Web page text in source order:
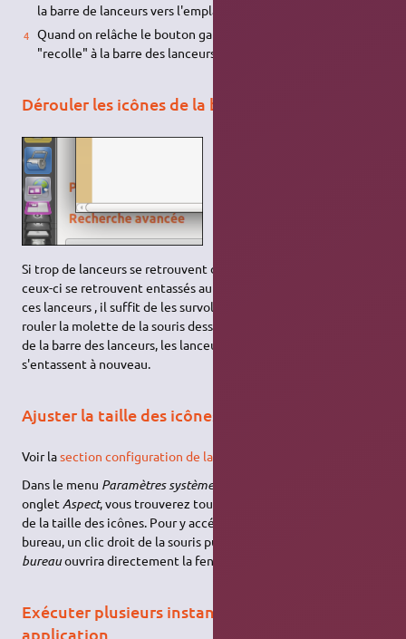
la barre de lanceurs vers l'emplacement voulu,
Quand on relâche le bouton gauche de la souris, l'icône se
"recolle" à la barre des lanceurs.
Dérouler les icônes de la barre de lanceurs
Si trop de lanceurs se retrouvent dans la barre de lanceurs,
ceux-ci se retrouvent entassés au bas de la barre. Pour dérouler
ces lanceurs , il suffit de les survoler avec la souris ou de faire
rouler la molette de la souris dessus. Quand on retire le curseur
de la barre des lanceurs, les lanceurs en trop grand nombre
s'entassent à nouveau.
Ajuster la taille des icônes du lanceur de Unity
Voir lasection configuration de la page unity
Dans le menu Paramètres système → Personnel → Apparence
onglet Aspect, vous trouverez tout en bas le curseur de réglage
de la taille des icônes. Pour y accéder plus rapidement, sur le
bureau, un clic droit de la souris puis
bureauouvrira directement la fenêtre
Exécuter plusieurs instances d'une même
application